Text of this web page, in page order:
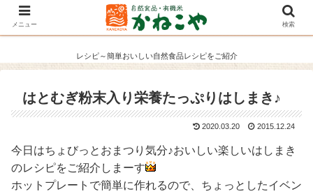
レシピ～簡単おいしい自然食品レシピをご紹介
はとむぎ粉末入り栄養たっぷりはしまき♪
2020.03.20 2015.12.24
今日はちょびっとおまつり気分♪おいしい楽しいはしまき
のレシピをご紹介しまーす
ホットプレートで簡単に作れるので、ちょっとしたイベン
メニュー 検索